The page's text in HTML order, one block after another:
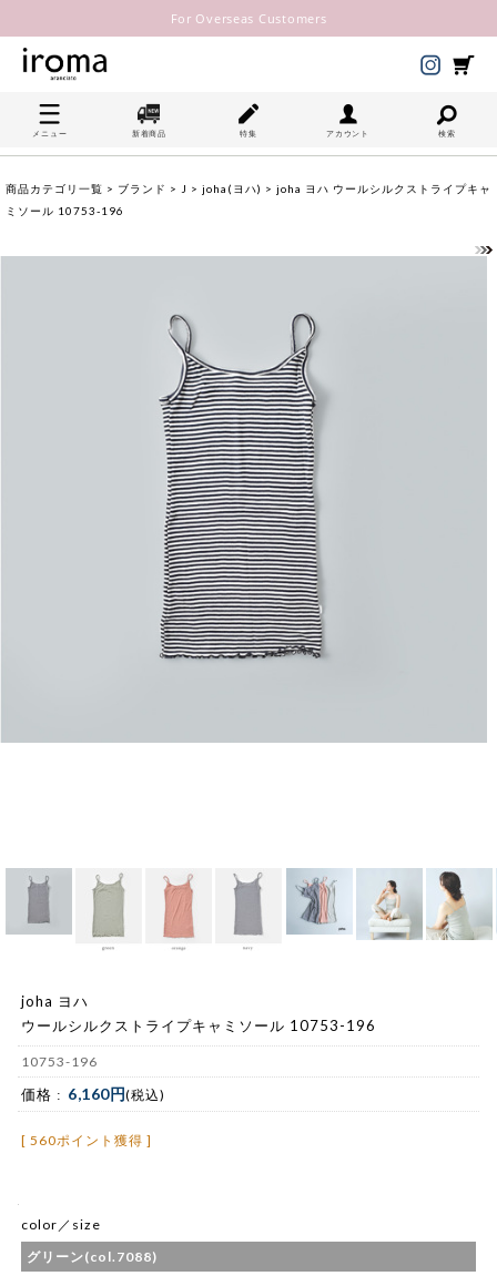
For Overseas Customers
メニュー 新着商品 特集 アカウント 検索
商品カテゴリ一覧 > ブランド > J > joha(ヨハ) > joha ヨハ ウールシルクストライプキャ
ミソール 10753-196
joha ヨハ
ウールシルクストライプキャミソール 10753-196
10753-196
価格 : 6,160円(税込)
[ 560ポイント獲得 ]
color／size
グリーン(col.7088)